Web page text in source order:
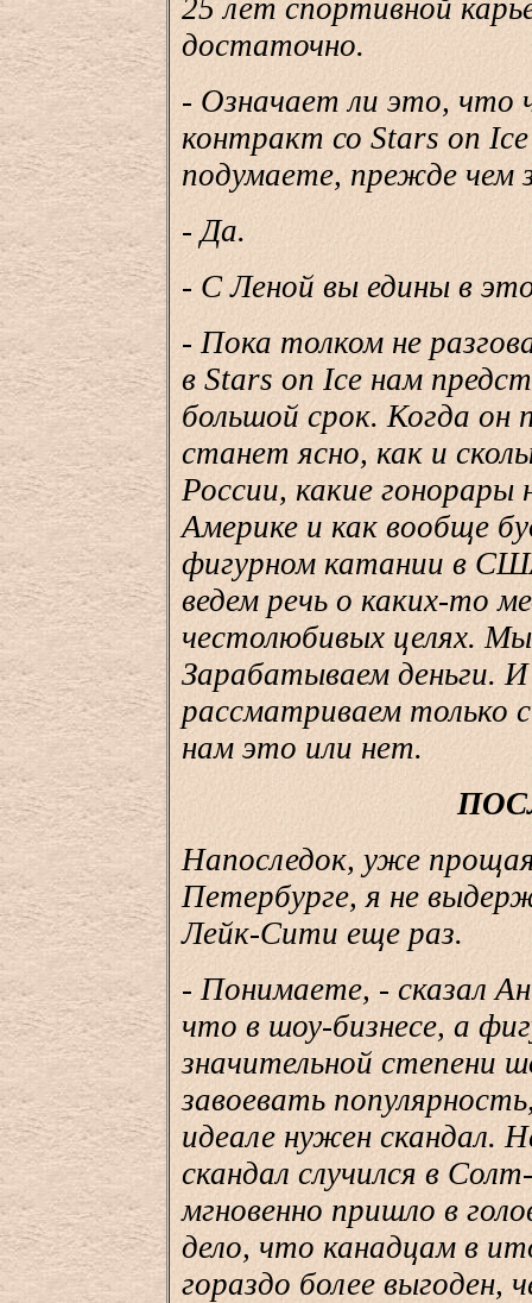
25 лет спортивной
достаточно.
- Означает ли это, что
контракт со Stars on
подумаете, прежде чем
- Да.
- С Леной вы едины в
- Пока толком не
в Stars on Ice нам
большой срок. Когда он
станет ясно, как и
России, какие гонорары
Америке и как вообще
фигурном катании в
ведем речь о каких-то
честолюбивых целях.
Зарабатываем деньги.
рассматриваем только
нам это или нет.
Напоследок, уже
Петербурге, я не
Лейк-Сити еще раз.
- Понимаете, - сказал
что в шоу-бизнесе, а
значительной степени
завоевать
идеале нужен скандал.
скандал случился в
мгновенно пришло в
дело, что канадцам в
гораздо более выгоден,